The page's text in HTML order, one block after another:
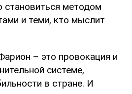
становиться методом
и теми, кто мыслит
– это провокация и
системе,
в стране. И